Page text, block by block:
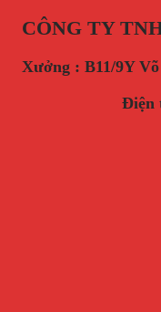
CÔNG TY
Xưởng : B11/9Y
Điện